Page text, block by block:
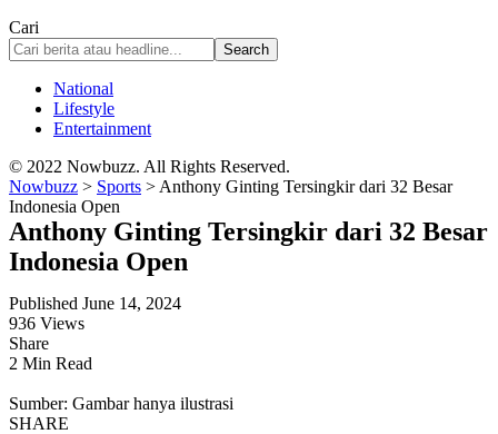
Cari
National
Lifestyle
Entertainment
© 2022 Nowbuzz. All Rights Reserved.
Nowbuzz > Sports > Anthony Ginting Tersingkir dari 32 Besar
Indonesia Open
Anthony Ginting Tersingkir dari 32 Besar
Indonesia Open
Published June 14, 2024
936 Views
Share
2 Min Read
Sumber: Gambar hanya ilustrasi
SHARE